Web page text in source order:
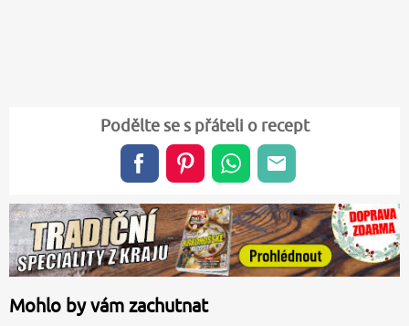
Podělte se s přáteli o recept
Mohlo by vám zachutnat